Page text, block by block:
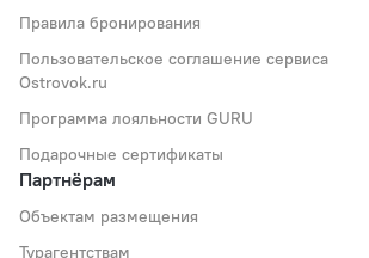
Правила бронирования
Пользовательское соглашение сервиса
Ostrovok.ru
Программа лояльности GURU
Подарочные сертификаты
Партнёрам
Объектам размещения
Турагентствам